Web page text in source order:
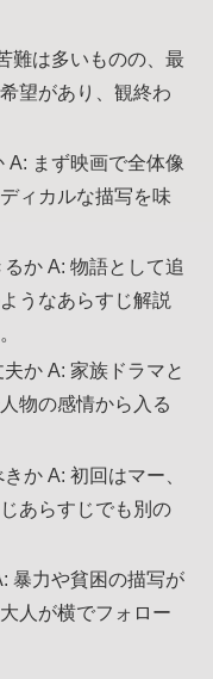
難は多いものの、最
望があり、観終わ
A: まず映画で全体像
ィカルな描写を味
か A: 物語として追
うなあらすじ解説
か A: 家族ドラマと
物の感情から入る
か A: 初回はマー、
あらすじでも別の
暴力や貧困の描写が
人が横でフォロー